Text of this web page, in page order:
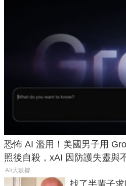
恐怖 AI 濫用！美國男子用
照後自殺，xAI 因防護失靈與
AI/大數據
找了半輩子